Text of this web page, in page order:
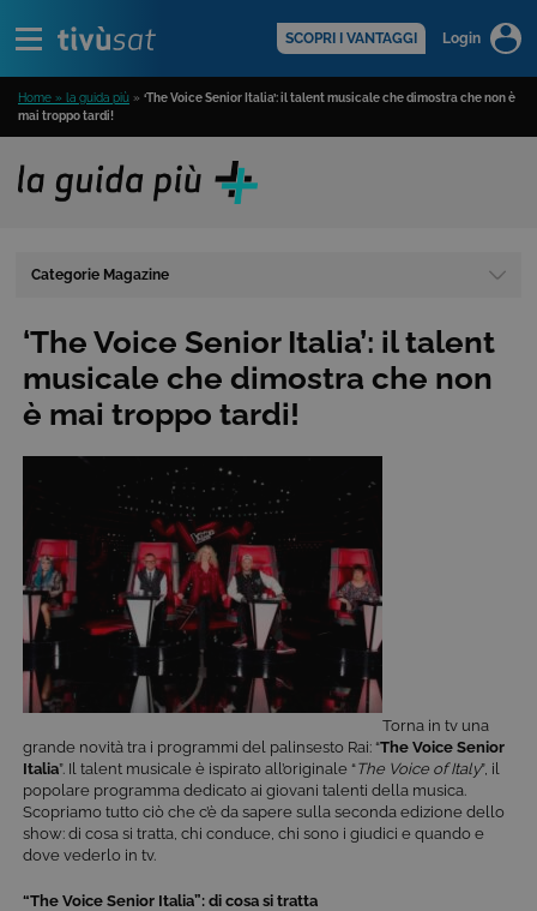
SCOPRI I VANTAGGI Login
Home » la guida più » ‘The Voice Senior Italia’: il talent musicale che dimostra che non è
mai troppo tardi!
Categorie Magazine
‘The Voice Senior Italia’: il talent
musicale che dimostra che non
è mai troppo tardi!
Torna in tv una
grande novità tra i programmi del palinsesto Rai: “The Voice Senior
Italia”. Il talent musicale è ispirato all’originale “The Voice of Italy”, il
popolare programma dedicato ai giovani talenti della musica.
Scopriamo tutto ciò che c’è da sapere sulla seconda edizione dello
show: di cosa si tratta, chi conduce, chi sono i giudici e quando e
dove vederlo in tv.
“The Voice Senior Italia”: di cosa si tratta